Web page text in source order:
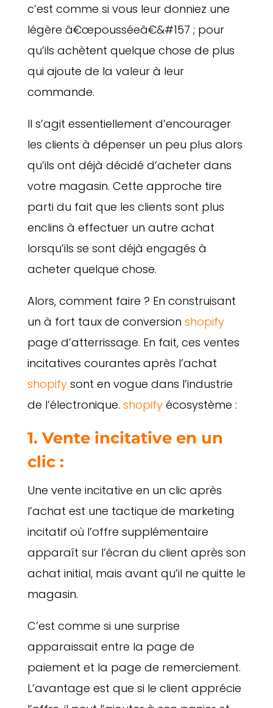
c’est comme si vous leur donniez une
légère â€œpousséeâ€&#157 ; pour
qu’ils achètent quelque chose de plus
qui ajoute de la valeur à leur
commande.
Il s’agit essentiellement d’encourager
les clients à dépenser un peu plus alors
qu’ils ont déjà décidé d’acheter dans
votre magasin. Cette approche tire
parti du fait que les clients sont plus
enclins à effectuer un autre achat
lorsqu’ils se sont déjà engagés à
acheter quelque chose.
Alors, comment faire ? En construisant
un à fort taux de conversion shopify
page d’atterrissage. En fait, ces ventes
incitatives courantes après l’achat
shopifysont en vogue dans l’industrie
de l’électronique. shopifyécosystème :
1. Vente incitative en un
clic :
Une vente incitative en un clic après
l’achat est une tactique de marketing
incitatif où l’offre supplémentaire
apparaît sur l’écran du client après son
achat initial, mais avant qu’il ne quitte le
magasin.
C’est comme si une surprise
apparaissait entre la page de
paiement et la page de remerciement.
L’avantage est que si le client apprécie